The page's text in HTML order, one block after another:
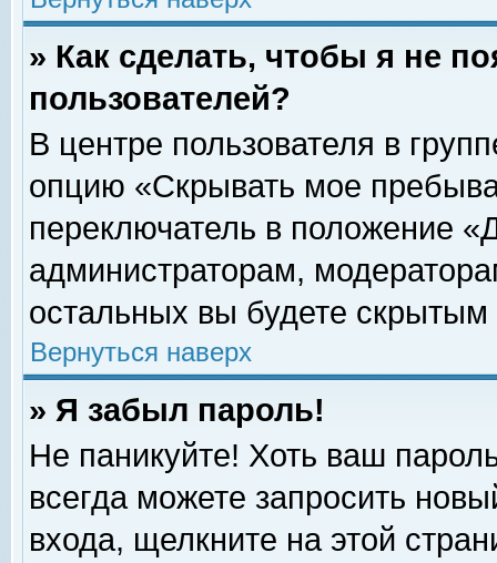
» Как сделать, чтобы я не
пользователей?
В центре пользователя в
опцию «Скрывать мое
переключатель в положение
администраторам,
остальных вы будете скрытым
Вернуться наверх
» Я забыл пароль!
Не паникуйте! Хоть ваш
всегда можете запросить
входа, щелкните на этой